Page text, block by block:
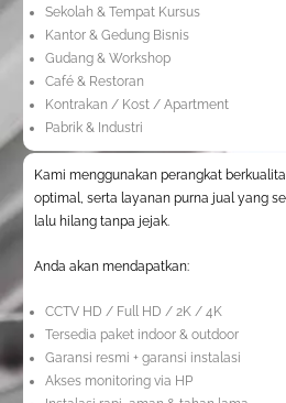
Sekolah & Tempat Kursus
Kantor & Gedung Bisnis
Gudang & Workshop
Café & Restoran
Kontrakan / Kost / Apartment
Pabrik & Industri
Kami menggunakan perangkat
optimal, serta layanan purna jual yang
lalu hilang tanpa jejak.
Anda akan mendapatkan:
CCTV HD / Full HD / 2K / 4K
Tersedia paket indoor & outdoor
Garansi resmi + garansi instalasi
Akses monitoring via HP